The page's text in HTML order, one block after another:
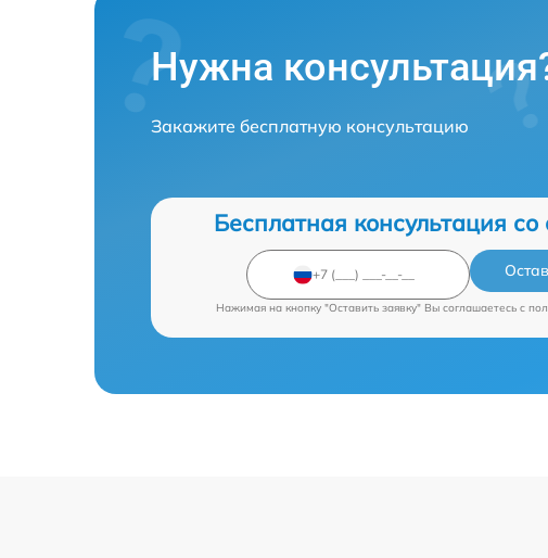
Нужна
Закажите бесплатную консультацию
Бесплатная консультация
Нажимая на кнопку "Оставить заявку" Вы соглашаетесь c